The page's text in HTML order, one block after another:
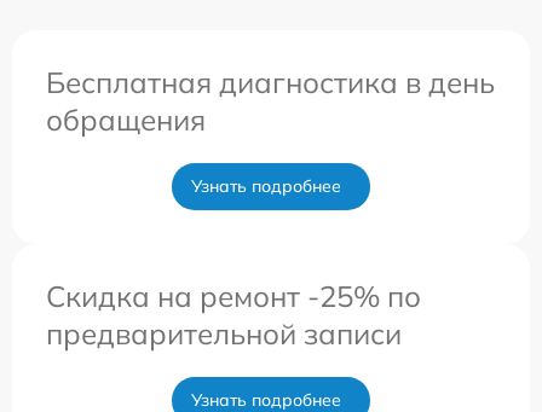
Бесплатная диагностика в день
обращения
Узнать подробнее
Скидка на ремонт -25% по
предварительной записи
Узнать подробнее